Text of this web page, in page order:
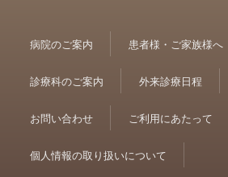
病院のご案内 患者様・ご家族様へ
診療科のご案内 外来診療日程
お問い合わせ ご利用にあたって
個人情報の取り扱いについて